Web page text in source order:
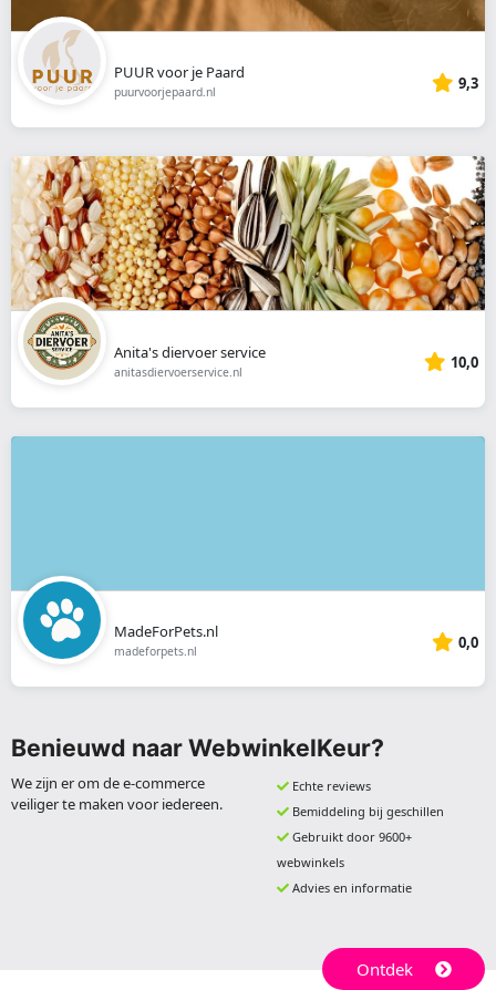
PUUR voor je Paard
puurvoorjepaard.nl 9,3
Anita's diervoer service
anitasdiervoerservice.nl 10,0
MadeForPets.nl
madeforpets.nl 0,0
Benieuwd naar WebwinkelKeur?
We zijn er om de e-commerce
veiliger te maken voor iedereen.
Echte reviews
Bemiddeling bij geschillen
Gebruikt door 9600+
webwinkels
Advies en informatie
Ontdek